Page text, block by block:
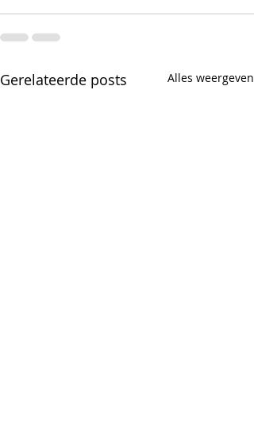
Gerelateerde posts Alles weergeven